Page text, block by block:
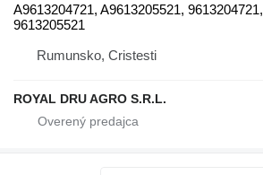
A9613204721, A9613205521, 9613204721,
9613205521
Rumunsko, Cristesti
ROYAL DRU AGRO S.R.L.